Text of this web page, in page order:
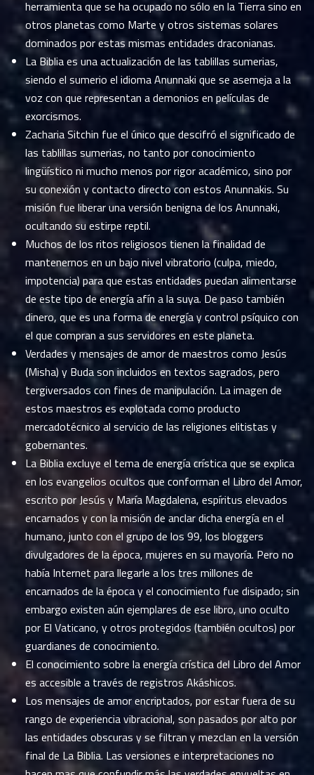
herramienta que se ha ocupado no sólo en la Tierra sino en
otros planetas como Marte y otros sistemas solares
dominados por estas mismas entidades draconianas.
La Biblia es una actualización de las tablillas sumerias,
siendo el sumerio el idioma Anunnaki que se asemeja a la
voz con que representan a demonios en películas de
exorcismos.
Zacharia Sitchin fue el único que descifró el significado de
las tablillas sumerias, no tanto por conocimiento
lingüístico ni mucho menos por rigor académico, sino por
su conexión y contacto directo con estos Anunnakis. Su
misión fue liberar una versión benigna de los Anunnaki,
ocultando su estirpe reptil.
Muchos de los ritos religiosos tienen la finalidad de
mantenernos en un bajo nivel vibratorio (culpa, miedo,
impotencia) para que estas entidades puedan alimentarse
de este tipo de energía afín a la suya. De paso también
dinero, que es una forma de energía y control psíquico con
el que compran a sus servidores en este planeta.
Verdades y mensajes de amor de maestros como Jesús
(Misha) y Buda son incluidos en textos sagrados, pero
tergiversados con fines de manipulación. La imagen de
estos maestros es explotada como producto
mercadotécnico al servicio de las religiones elitistas y
gobernantes.
La Biblia excluye el tema de energía crística que se explica
en los evangelios ocultos que conforman el Libro del Amor,
escrito por Jesús y María Magdalena, espíritus elevados
encarnados y con la misión de anclar dicha energía en el
humano, junto con el grupo de los 99, los bloggers
divulgadores de la época, mujeres en su mayoría. Pero no
había Internet para llegarle a los tres millones de
encarnados de la época y el conocimiento fue disipado; sin
embargo existen aún ejemplares de ese libro, uno oculto
por El Vaticano, y otros protegidos (también ocultos) por
guardianes de conocimiento.
El conocimiento sobre la energía crística del Libro del Amor
es accesible a través de registros Akáshicos.
Los mensajes de amor encriptados, por estar fuera de su
rango de experiencia vibracional, son pasados por alto por
las entidades obscuras y se filtran y mezclan en la versión
final de La Biblia. Las versiones e interpretaciones no